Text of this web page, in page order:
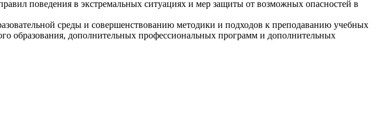
поведения в экстремальных ситуациях и мер защиты от возможных опасностей в
среды и совершенствованию методики и подходов к преподаванию учебных
образования, дополнительных профессиональных программ и дополнительных